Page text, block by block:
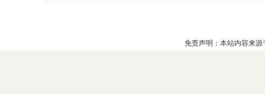
免责声明：本站内容来